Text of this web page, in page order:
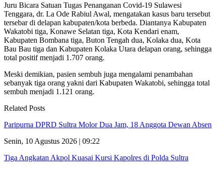
Juru Bicara Satuan Tugas Penanganan Covid-19 Sulawesi
Tenggara, dr. La Ode Rabiul Awal, mengatakan kasus baru tersebut
tersebar di delapan kabupaten/kota berbeda. Diantanya Kabupaten
Wakatobi tiga, Konawe Selatan tiga, Kota Kendari enam,
Kabupaten Bombana tiga, Buton Tengah dua, Kolaka dua, Kota
Bau Bau tiga dan Kabupaten Kolaka Utara delapan orang, sehingga
total positif menjadi 1.707 orang.
Meski demikian, pasien sembuh juga mengalami penambahan
sebanyak tiga orang yakni dari Kabupaten Wakatobi, sehingga total
sembuh menjadi 1.121 orang.
Related Posts
Paripurna DPRD Sultra Molor Dua Jam, 18 Anggota Dewan Absen
Senin, 10 Agustus 2026 | 09:22
Tiga Angkatan Akpol Kuasai Kursi Kapolres di Polda Sultra